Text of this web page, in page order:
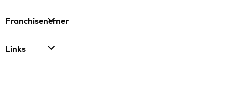
Franchisenemer
Links